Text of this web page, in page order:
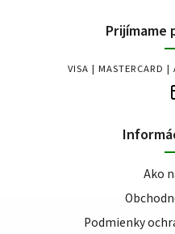
VISA | MASTERCARD |
Ako
Podmienky